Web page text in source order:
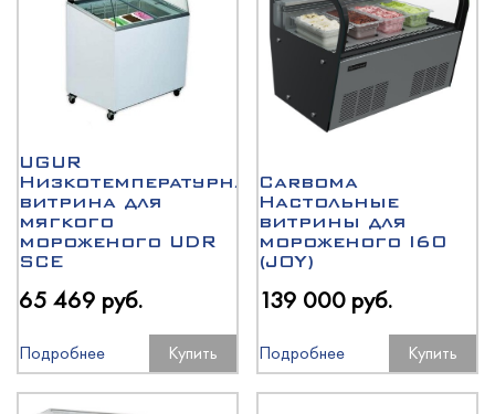
UGUR
Низкотемпературная
витрина для
мягкого
мороженого UDR
SCE
65 469 руб.
Подробнее Купить
Carboma
Настольные
витрины для
мороженого I60
(JOY)
139 000 руб.
Подробнее Купить